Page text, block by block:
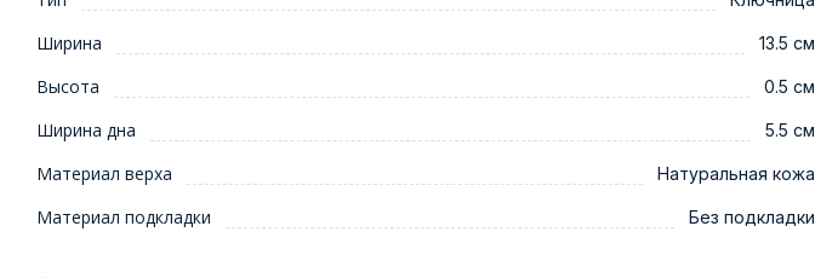
Ширина 13.5 см
Высота 0.5 см
Ширина дна 5.5 см
Материал верха Натуральная кожа
Материал подкладки Без подкладки